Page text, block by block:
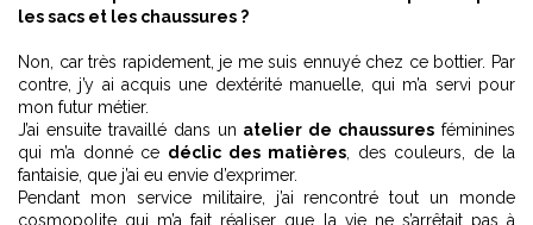
les sacs et les chaussures ?
Non, car très rapidement, je me suis ennuyé chez ce bottier. Par
contre, j’y ai acquis une dextérité manuelle, qui m’a servi pour
mon futur métier.
J’ai ensuite travaillé dans un atelier de chaussures féminines
qui m’a donné ce déclic des matières, des couleurs, de la
fantaisie, que j’ai eu envie d’exprimer.
Pendant mon service militaire, j’ai rencontré tout un monde
cosmopolite qui m’a fait réaliser que la vie ne s’arrêtait pas à